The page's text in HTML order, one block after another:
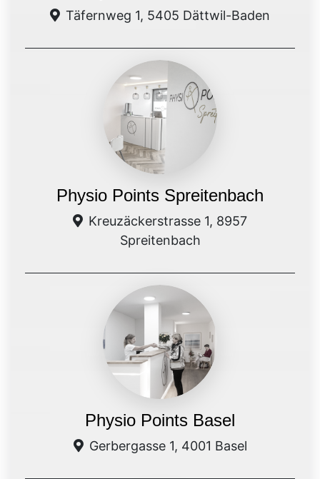
Täfernweg 1, 5405 Dättwil-Baden
Physio Points Spreitenbach
Kreuzäckerstrasse 1, 8957
Spreitenbach
Physio Points Basel
Gerbergasse 1, 4001 Basel